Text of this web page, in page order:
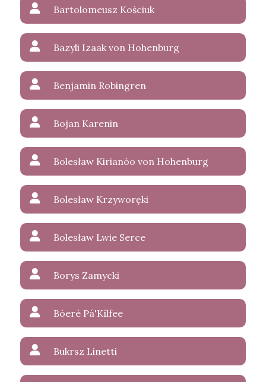
Bartolomeusz Kościuk
Bazyli Izaak von Hohenburg
Benjamin Robingren
Bojan Karenin
Bolesław Kirianóo von Hohenburg
Bolesław Krzyworęki
Bolesław Lwie Serce
Borys Zamycki
Bóeré Pá'Kílfee
Bukrsz Linetti